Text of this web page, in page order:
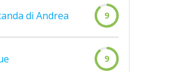
di Andrea 9
9